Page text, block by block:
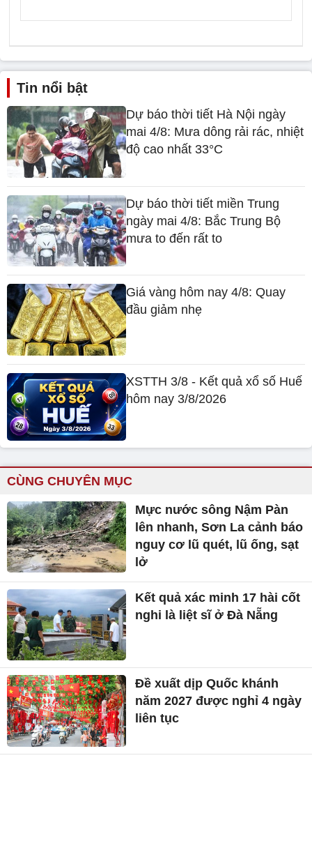
Tin nổi bật
Dự báo thời tiết Hà Nội ngày
mai 4/8: Mưa dông rải rác, nhiệt
độ cao nhất 33°C
Dự báo thời tiết miền Trung
ngày mai 4/8: Bắc Trung Bộ
mưa to đến rất to
Giá vàng hôm nay 4/8: Quay
đầu giảm nhẹ
XSTTH 3/8 - Kết quả xổ số Huế
hôm nay 3/8/2026
CÙNG CHUYÊN MỤC
Mực nước sông Nậm Pàn
lên nhanh, Sơn La cảnh báo
nguy cơ lũ quét, lũ ống, sạt
lở
Kết quả xác minh 17 hài cốt
nghi là liệt sĩ ở Đà Nẵng
Đề xuất dịp Quốc khánh
năm 2027 được nghỉ 4 ngày
liên tục